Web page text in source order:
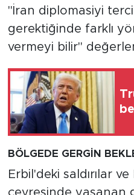
"İran diplomasiyi
gerektiğinde farklı
vermeyi bilir"
BÖLGEDE GERGİN
Erbil'deki saldırılar
çevresinde yaşanan